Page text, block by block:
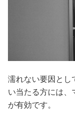
濡れない要因とし
い当たる方には、
が有効です。